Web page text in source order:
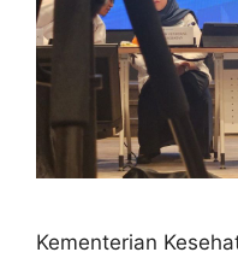
Kementerian